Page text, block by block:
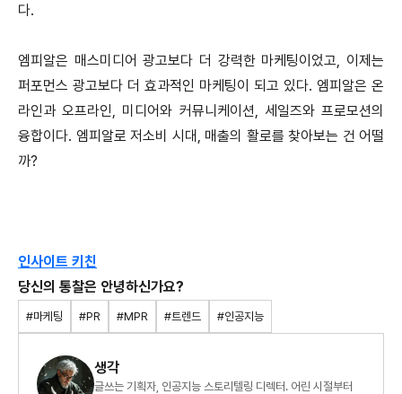
다.
엠피알은 매스미디어 광고보다 더 강력한 마케팅이었고, 이제는
퍼포먼스 광고보다 더 효과적인 마케팅이 되고 있다. 엠피알은 온
라인과 오프라인, 미디어와 커뮤니케이션, 세일즈와 프로모션의
융합이다. 엠피알로 저소비 시대, 매출의 활로를 찾아보는 건 어떨
까?
인사이트 키친
당신의 통찰은 안녕하신가요?
#마케팅 #PR #MPR #트렌드 #인공지능
생각
글쓰는 기획자, 인공지능 스토리텔링 디렉터. 어린 시절부터